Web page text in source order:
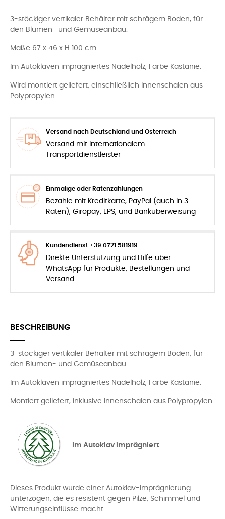
3-stöckiger vertikaler Behälter mit schrägem Boden, für
den Blumen- und Gemüseanbau.
Maße 67 x 46 x H 100 cm
Im Autoklaven imprägniertes Nadelholz, Farbe Kastanie.
Wird montiert geliefert, einschließlich Innenschalen aus
Polypropylen.
Versand nach Deutschland und Österreich
Versand mit internationalem
Transportdienstleister
Einmalige oder Ratenzahlungen
Bezahle mit Kreditkarte, PayPal (auch in 3
Raten), Giropay, EPS, und Banküberweisung
Kundendienst +39 0721 581919
Direkte Unterstützung und Hilfe über
WhatsApp für Produkte, Bestellungen und
Versand.
BESCHREIBUNG
3-stöckiger vertikaler Behälter mit schrägem Boden, für
den Blumen- und Gemüseanbau.
Im Autoklaven imprägniertes Nadelholz, Farbe Kastanie.
Montiert geliefert, inklusive Innenschalen aus Polypropylen
Im Autoklav imprägniert
Dieses Produkt wurde einer Autoklav-Imprägnierung
unterzogen, die es resistent gegen Pilze, Schimmel und
Witterungseinflüsse macht.